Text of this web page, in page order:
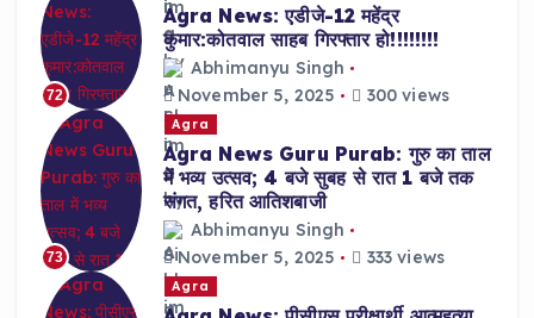
72
Agra News: एडीजे-12 महेंद्र
कुमार:कोतवाल साहब गिरफ्तार हो!!!!!!!!
Abhimanyu Singh
November 5, 2025
300 views
73
Agra
Agra News Guru Purab: गुरु का ताल
में भव्य उत्सव; 4 बजे सुबह से रात 1 बजे तक
संगत, हरित आतिशबाजी
Abhimanyu Singh
November 5, 2025
333 views
Agra